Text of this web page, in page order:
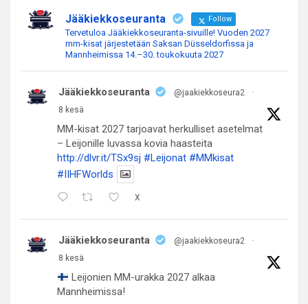
Jääkiekkoseuranta Follow
Tervetuloa Jääkiekkoseuranta-sivuille! Vuoden 2027
mm-kisat järjestetään Saksan Düsseldorfissa ja
Mannheimissa 14.–30. toukokuuta 2027
Jääkiekkoseuranta @jaakiekkoseura2
·
8 kesä
MM-kisat 2027 tarjoavat herkulliset asetelmat
– Leijonille luvassa kovia haasteita
http://dlvr.it/TSx9sj #Leijonat #MMkisat
#IIHFWorlds
X
Jääkiekkoseuranta @jaakiekkoseura2
·
8 kesä
Leijonien MM-urakka 2027 alkaa
Mannheimissa!